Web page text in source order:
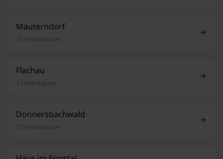
Mauterndorf
35 Ferienhäuser
Flachau
3 Ferienhäuser
Donnersbachwald
37 Ferienhäuser